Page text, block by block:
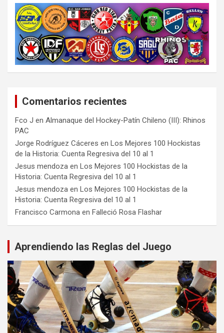
Comentarios recientes
Fco J en Almanaque del Hockey-Patín Chileno (III): Rhinos
PAC
Jorge Rodríguez Cáceres en Los Mejores 100 Hockistas
de la Historia: Cuenta Regresiva del 10 al 1
Jesus mendoza en Los Mejores 100 Hockistas de la
Historia: Cuenta Regresiva del 10 al 1
Jesus mendoza en Los Mejores 100 Hockistas de la
Historia: Cuenta Regresiva del 10 al 1
Francisco Carmona en Falleció Rosa Flashar
Aprendiendo las Reglas del Juego